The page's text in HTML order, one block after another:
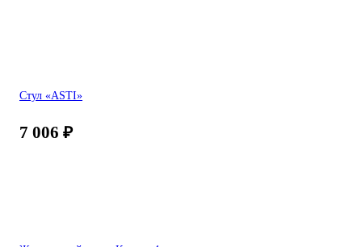
Стул «ASTI»
7 006 ₽